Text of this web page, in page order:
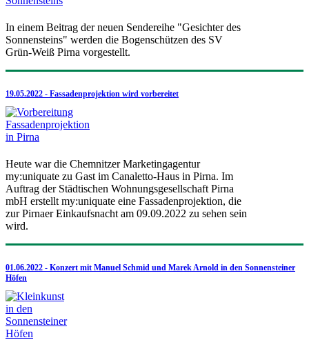
In einem Beitrag der neuen Sendereihe "Gesichter des
Sonnensteins" werden die Bogenschützen des SV
Grün-Weiß Pirna vorgestellt.
19.05.2022 - Fassadenprojektion wird vorbereitet
Heute war die Chemnitzer Marketingagentur
my:uniquate zu Gast im Canaletto-Haus in Pirna. Im
Auftrag der Städtischen Wohnungsgesellschaft Pirna
mbH erstellt my:uniquate eine Fassadenprojektion, die
zur Pirnaer Einkaufsnacht am 09.09.2022 zu sehen sein
wird.
01.06.2022 - Konzert mit Manuel Schmid und Marek Arnold in den Sonnensteiner
Höfen